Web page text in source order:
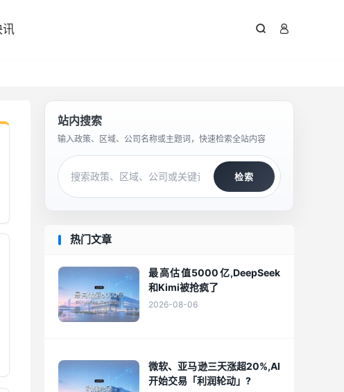
讯  
站内搜索
输入政策、区域、公司名称或主题词，快速检索全站内容
检索
热门文章
最高估值5000亿,DeepSeek
和Kimi被抢疯了
2026-08-06
微软、亚马逊三天涨超20%,AI
开始交易「利润轮动」?